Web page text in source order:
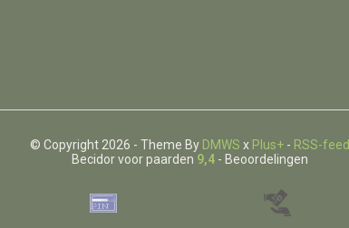
© Copyright 2026 - Theme By DMWS x Plus+ - RSS-feed
Becidor voor paarden 9,4 - Beoordelingen